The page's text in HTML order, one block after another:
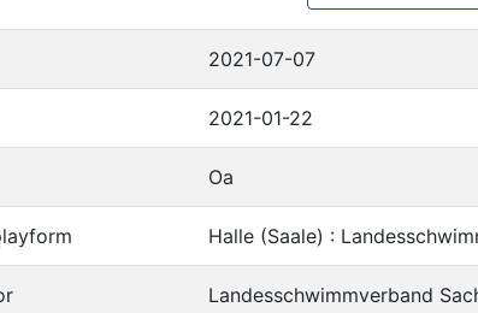
2021-07-07
2021-01-22
Oa
Halle (Saale) :
Landesschwimmverband